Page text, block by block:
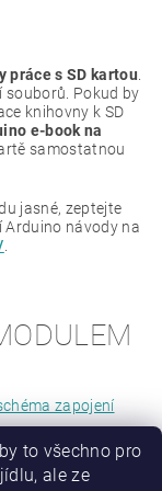
jednou, tak
práce s SD kartou
souborů. Pokud by
knihovny k SD
e-book na
samostatnou
jasné, zeptejte
Arduino návody na
zapojení
to všechno pro
ale ze